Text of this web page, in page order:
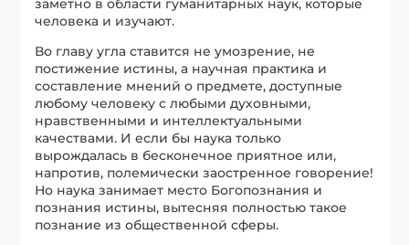
заметно в области гуманитарных наук, которые
человека и изучают.
Во главу угла ставится не умозрение, не
постижение истины, а научная практика и
составление мнений о предмете, доступные
любому человеку с любыми духовными,
нравственными и интеллектуальными
качествами. И если бы наука только
вырождалась в бесконечное приятное или,
напротив, полемически заостренное говорение!
Но наука занимает место Богопознания и
познания истины, вытесняя полностью такое
познание из общественной сферы.